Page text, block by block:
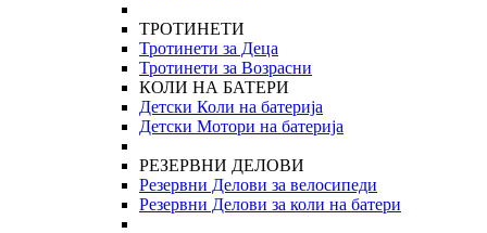
ТРОТИНЕТИ
Тротинети за Деца
Тротинети за Возрасни
КОЛИ НА БАТЕРИ
Детски Коли на батерија
Детски Мотори на батерија
РЕЗЕРВНИ ДЕЛОВИ
Резервни Делови за велосипеди
Резервни Делови за коли на батери